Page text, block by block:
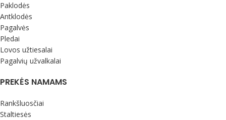
Paklodės
Antklodės
Pagalvės
Pledai
Lovos užtiesalai
Pagalvių užvalkalai
PREKĖS NAMAMS
Rankšluosčiai
Staltiesės